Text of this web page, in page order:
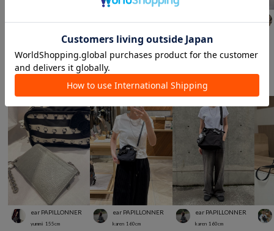
ウェーブ
イエベ春
ストレート
スタッフスナップ
＃ハローキティ
ear PAPILLONNER
yummi 155cm
ear PAPILLONNER
karen 160cm
ear PAPILLONNER
karen 160cm